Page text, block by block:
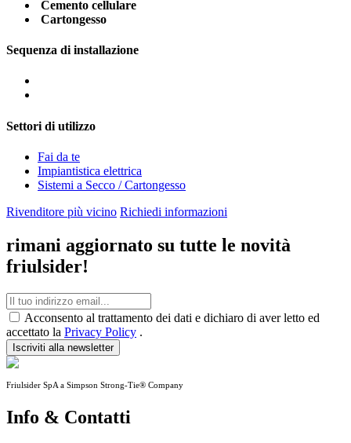
Cemento cellulare
Cartongesso
Sequenza di installazione
Settori di utilizzo
Fai da te
Impiantistica elettrica
Sistemi a Secco / Cartongesso
Rivenditore più vicino Richiedi informazioni
rimani aggiornato su tutte le novità
friulsider!
Acconsento al trattamento dei dati e dichiaro di aver letto ed
accettato la Privacy Policy .
Iscriviti alla newsletter
Friulsider SpA a Simpson Strong-Tie® Company
Info & Contatti